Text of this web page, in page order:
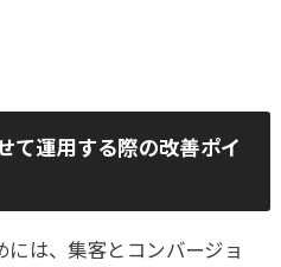
て運用する際の改善ポイ
は、集客とコンバージョ